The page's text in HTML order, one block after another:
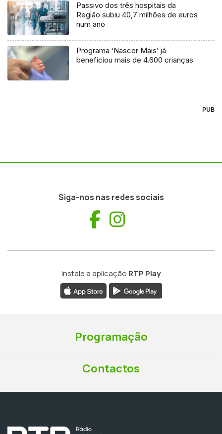
Passivo dos três hospitais da
Região subiu 40,7 milhões de euros
num ano
Programa ‘Nascer Mais’ já
beneficiou mais de 4.600 crianças
PUB
Siga-nos nas redes sociais
Facebook
Instale a aplicação RTP Play
Programação
Contactos